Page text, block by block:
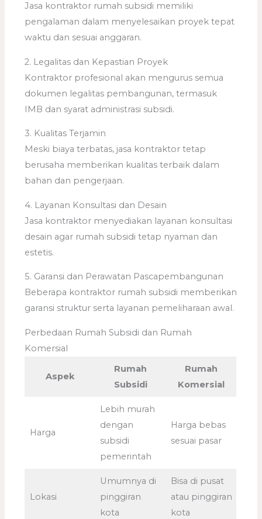
Jasa kontraktor rumah subsidi memiliki
pengalaman dalam menyelesaikan proyek tepat
waktu dan sesuai anggaran.
2. Legalitas dan Kepastian Proyek
Kontraktor profesional akan mengurus semua
dokumen legalitas pembangunan, termasuk
IMB dan syarat administrasi subsidi.
3. Kualitas Terjamin
Meski biaya terbatas, jasa kontraktor tetap
berusaha memberikan kualitas terbaik dalam
bahan dan pengerjaan.
4. Layanan Konsultasi dan Desain
Jasa kontraktor menyediakan layanan konsultasi
desain agar rumah subsidi tetap nyaman dan
estetis.
5. Garansi dan Perawatan Pascapembangunan
Beberapa kontraktor rumah subsidi memberikan
garansi struktur serta layanan pemeliharaan awal.
Perbedaan Rumah Subsidi dan Rumah
Komersial
Aspek
Rumah
Subsidi
Rumah
Komersial
Harga
Lebih murah
dengan
subsidi
pemerintah
Harga bebas
sesuai pasar
Lokasi
Umumnya di
pinggiran
kota
Bisa di pusat
atau pinggiran
kota